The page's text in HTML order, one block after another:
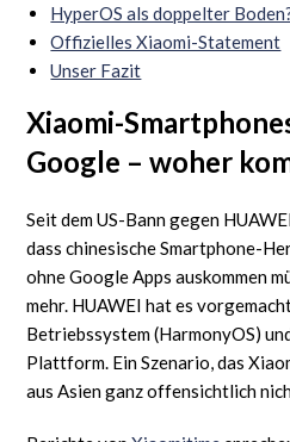
HyperOS als doppelter
Offizielles Xiaomi-Statement
Unser Fazit
Xiaomi-
Google – woher
Seit dem US-Bann gegen
dass chinesische Smartphone-
ohne Google Apps auskommen
mehr. HUAWEI hat es
Betriebssystem (HarmonyOS)
Plattform. Ein Szenario, das
aus Asien ganz offensichtlich